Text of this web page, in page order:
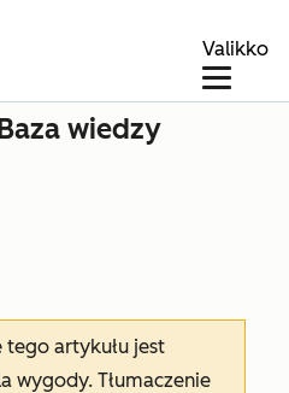
Valikko
wiedzy
tego artykułu jest
wygody. Tłumaczenie